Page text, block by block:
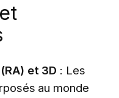
et 3D : Les
au monde